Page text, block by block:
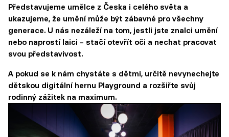
Představujeme umělce z Česka i celého světa a
ukazujeme, že umění může být zábavné pro všechny
generace. U nás nezáleží na tom, jestli jste znalci umění
nebo naprostí laici – stačí otevřít oči a nechat pracovat
svou představivost.
A pokud se k nám chystáte s dětmi, určitě nevynechejte
dětskou digitální hernu Playground a rozšiřte svůj
rodinný zážitek na maximum.